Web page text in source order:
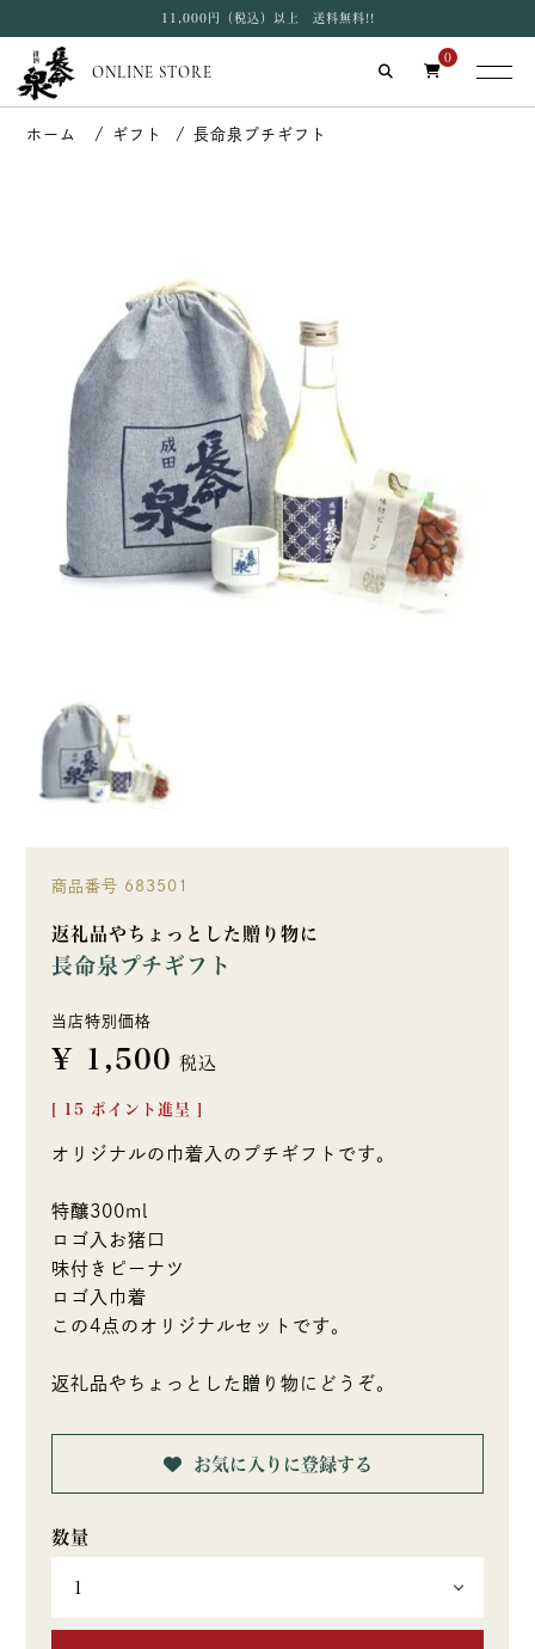
11,000円（税込）以上 送料無料!!
ONLINE STORE
0
ギフト 長命泉プチギフト
商品番号 683501
返礼品やちょっとした贈り物に
長命泉プチギフト
当店特別価格
¥ 1,500 税込
15 ポイント進呈 ]
オリジナルの巾着入のプチギフトです。
特醸300ml
ロゴ入お猪口
味付きピーナツ
ロゴ入巾着
この4点のオリジナルセットです。
返礼品やちょっとした贈り物にどうぞ。
お気に入りに登録する